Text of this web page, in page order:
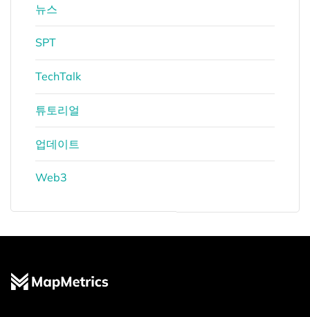
뉴스
SPT
TechTalk
튜토리얼
업데이트
Web3